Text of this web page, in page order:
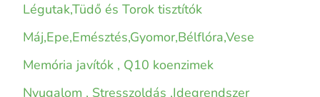
Légutak,Tüdő és Torok tisztítók
Máj,Epe,Emésztés,Gyomor,Bélflóra,Vese
Memória javítók , Q10 koenzimek
Nyugalom , Stresszoldás ,Idegrendszer